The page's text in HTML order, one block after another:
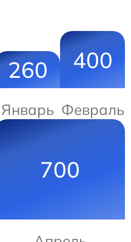
260
Январь
400
Февраль
700